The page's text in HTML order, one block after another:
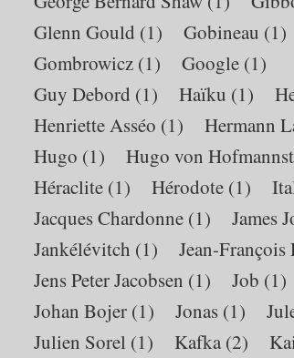
Glenn Gould (1) Gobineau (1)
Gombrowicz (1) Google (1)
Guy Debord (1) Haïku (1)
Henriette Asséo (1) Hermann
Hugo (1) Hugo von
Héraclite (1) Hérodote (1)
Jacques Chardonne (1) James
Jankélévitch (1) Jean-François
Jens Peter Jacobsen (1) Job (1)
Johan Bojer (1) Jonas (1)
Julien Sorel (1) Kafka (2)